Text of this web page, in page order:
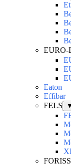
EURO-
Eaton
Effibar
FELS
▼